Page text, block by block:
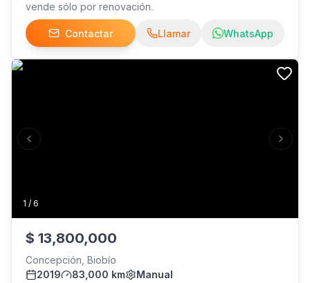
vende sólo por renovación.
Contactar Llamar WhatsApp
1 / 6
Previous slide Next
$ 13,800,000
Concepción, Biobío
2019
83,000 km
Manual